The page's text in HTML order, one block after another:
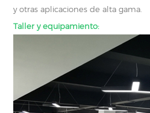
y otras aplicaciones de alta gama.
Taller y equipamiento: